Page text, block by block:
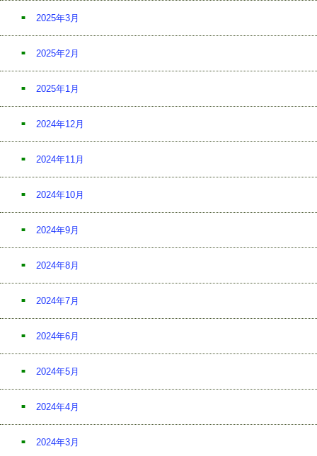
2025年3月
2025年2月
2025年1月
2024年12月
2024年11月
2024年10月
2024年9月
2024年8月
2024年7月
2024年6月
2024年5月
2024年4月
2024年3月